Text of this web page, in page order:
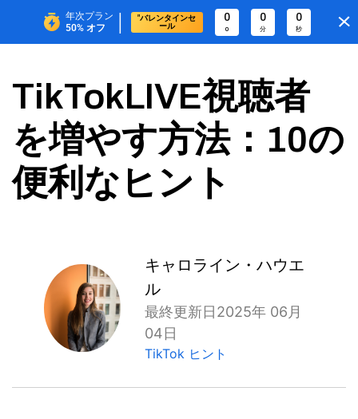
年次プラン
50% オフ |
"バレンタインセ
ール
0
0
0
分
0
秒
TikTokLIVE視聴者
を増やす方法：10の
便利なヒント
キャロライン・ハウエ
ル
最終更新日2025年 06月
04日
TikTok ヒント